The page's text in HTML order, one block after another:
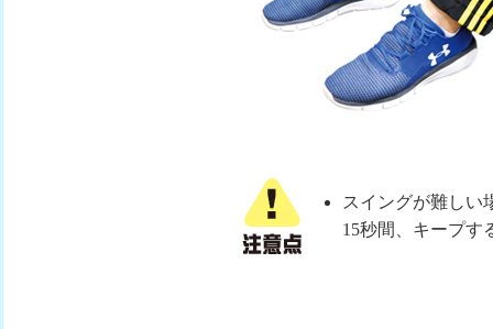
スイングが難しい
15秒間、キープす